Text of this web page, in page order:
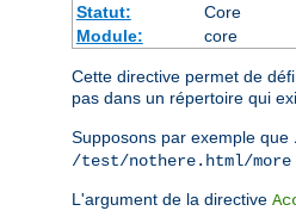
Statut:
Core
Module:
core
Cette directive permet de
pas dans un répertoire qui
Supposons par exemple que
/test/nothere.html/more
L'argument de la directive